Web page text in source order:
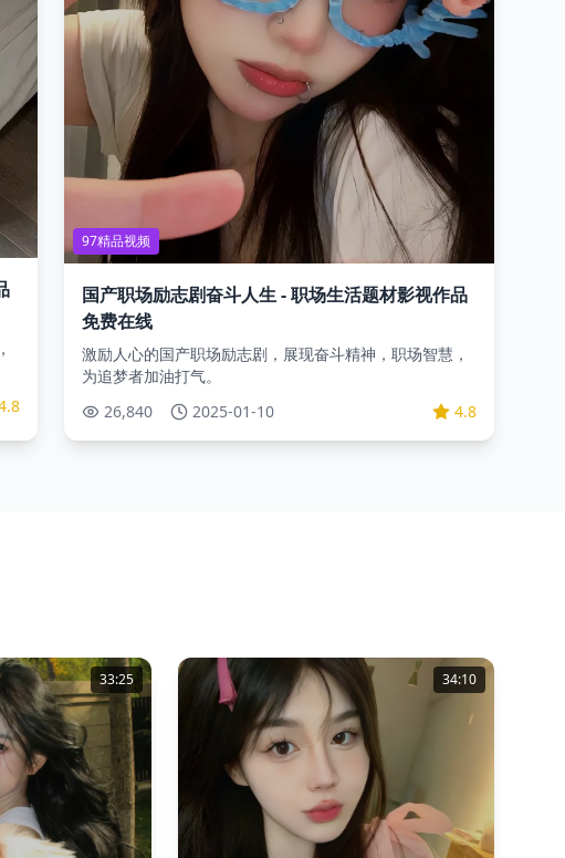
97精品视频
国产职场励志剧奋斗人生 - 职场生活题材影视作品
免费在线
激励人心的国产职场励志剧，展现奋斗精神，职场智慧，
为追梦者加油打气。
26,840
2025-01-10 4.8
33:25 34:10